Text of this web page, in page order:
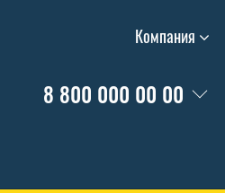
Компания
8 800 000 00 00